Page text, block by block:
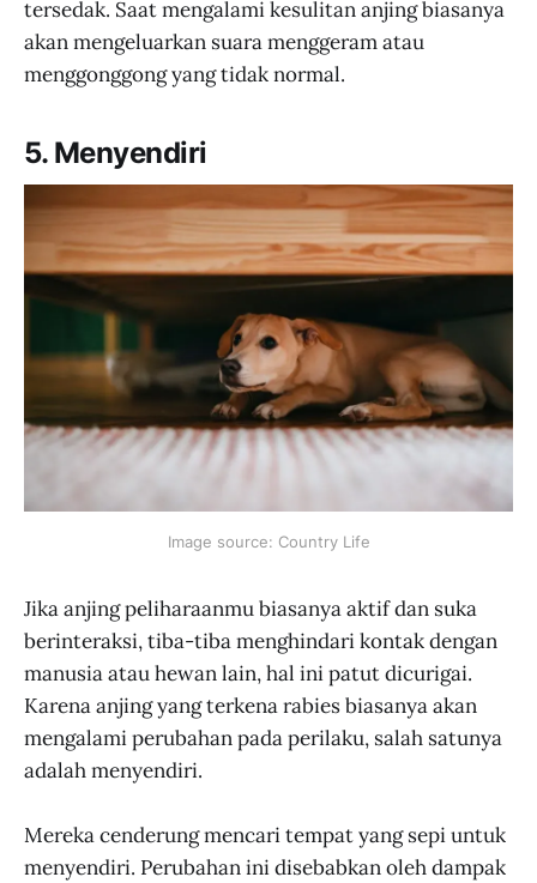
tersedak. Saat mengalami kesulitan anjing biasanya
akan mengeluarkan suara menggeram atau
menggonggong yang tidak normal.
5. Menyendiri
Image source: Country Life
Jika anjing peliharaanmu biasanya aktif dan suka
berinteraksi, tiba-tiba menghindari kontak dengan
manusia atau hewan lain, hal ini patut dicurigai.
Karena anjing yang terkena rabies biasanya akan
mengalami perubahan pada perilaku, salah satunya
adalah menyendiri.
Mereka cenderung mencari tempat yang sepi untuk
menyendiri. Perubahan ini disebabkan oleh dampak